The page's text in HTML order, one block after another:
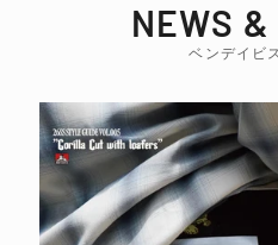
NEWS &
ベンデイビ